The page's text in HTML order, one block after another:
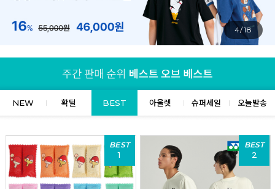
5/18
NEW 확딜 BEST 아울렛 슈퍼세일 오늘발송
BEST
1
BEST
2